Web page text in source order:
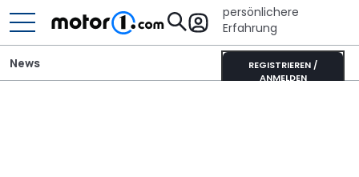
persönlichere
Erfahrung
REGISTRIEREN /
ANMELDEN
News